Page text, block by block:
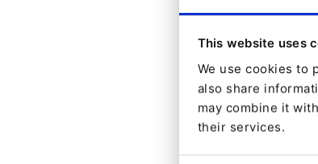
This website uses
We use cookies to
also share
may combine it
their services.